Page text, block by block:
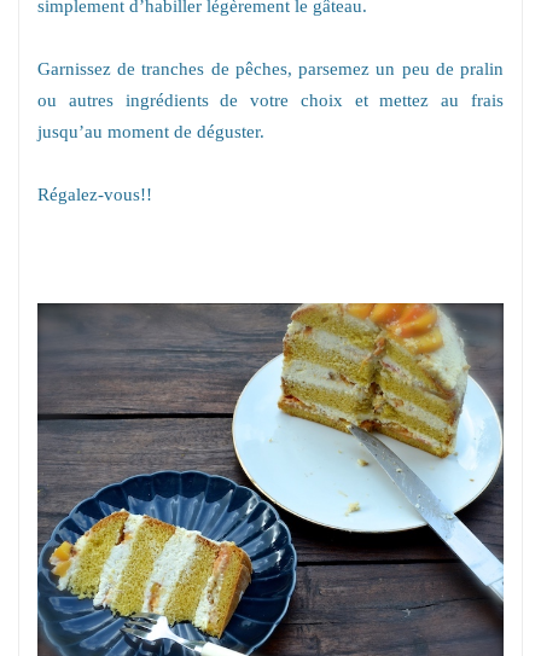
simplement d’habiller légèrement le gâteau.
Garnissez de tranches de pêches, parsemez un peu de pralin
ou autres ingrédients de votre choix etmettez au frais
jusqu’au moment de déguster.
Régalez-vous!!